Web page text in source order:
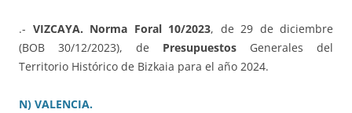
.- VIZCAYA. Norma Foral 10/2023, de 29 de diciembre
(BOB 30/12/2023), de Presupuestos Generales del
Territorio Histórico de Bizkaia para el año 2024.
N) VALENCIA.